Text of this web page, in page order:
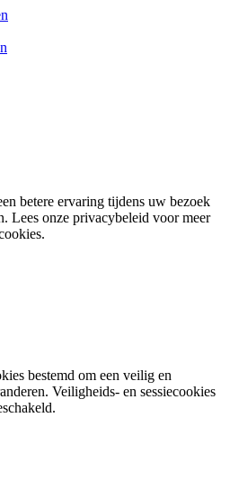
betere ervaring tijdens uw bezoek
Lees onze privacybeleid voor meer
bestemd om een veilig en
Veiligheids- en sessiecookies